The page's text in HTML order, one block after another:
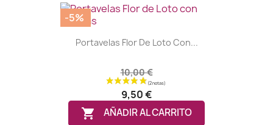
Portavelas Flor De Loto Con...
10,00 €
9,50 €
 AÑADIR AL CARRITO
-5%